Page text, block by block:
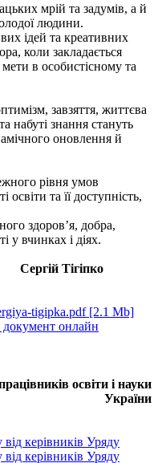
мрій та задумів, а й
людини.
ідей та креативних
коли закладається
в особистісному та
завзяття, життєва
набуті знання стануть
оновлення й
рівня умов
освіти та її доступність,
здоров’я, добра,
у вчинках і діях.
Тігіпко
tigipka.pdf [2.1 Mb]
освіти і науки
України